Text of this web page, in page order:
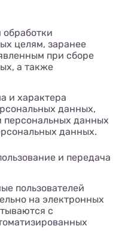
обработки
целям, заранее
при сборе
а также
и характера
данных,
персональных данных
данных.
и передача
пользователей
на электронных
с